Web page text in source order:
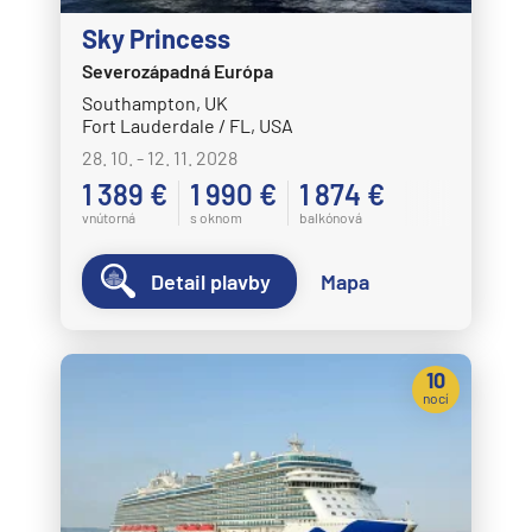
Plavba okolo sveta - segment
Plavby okolo sveta
Expedičné plavby
Antarktída
Arktída
Expedičné plavby
Galapágy
Sky Princess
Severozápadná Európa
Southampton, UK
Fort Lauderdale / FL, USA
28. 10. - 12. 11. 2028
1 389 €
vnútorná
1 990 €
s oknom
1 874 €
balkónová
Detail plavby Mapa
10
nocí